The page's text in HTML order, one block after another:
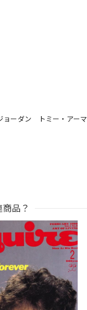
ーダン トミー・アー
商品？